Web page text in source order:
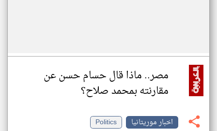
مصر.. ماذا قال حسام حسن عن
مقارنته بمحمد صلاح؟
اخبار موريتانيا
Politics